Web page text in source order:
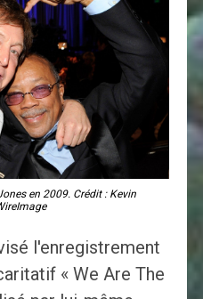
en 2009. Crédit : Kevin
l'enregistrement
« We Are The